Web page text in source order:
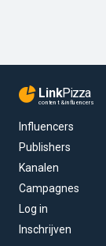
LinkPizza
content & influencers
Influencers
Publishers
Kanalen
Campagnes
Log in
Inschrijven